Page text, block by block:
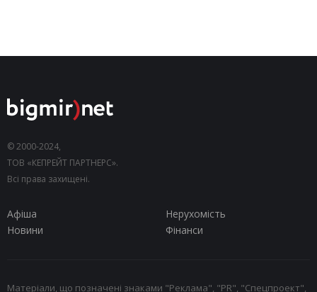
© 2000-2024,
ТОВ «КЕПРЕЙТ ПАРТНЕРС».
Всі права захищені.
Афіша
Нерухомість
Новини
Фінанси
Матеріали, що позначені знаками "Реклама", "PR", "Спецпроект",